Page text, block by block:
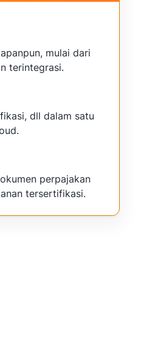
mulai dari
terintegrasi.
dll dalam satu
perpajakan
tersertifikasi.